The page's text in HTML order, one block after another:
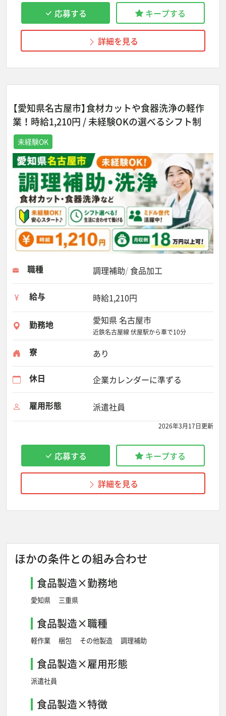
応募する キープする
詳細を見る
【愛知県名古屋市】食材カットや食器洗浄の軽作
業！時給1,210円 / 未経験OKの選べるシフト制
未経験OK
職種 調理補助 食品加工
給与 時給1,210円
勤務地 愛知県 名古屋市
近鉄名古屋線 伏屋駅から車で10分
寮 あり
休日 企業カレンダーに準ずる
雇用形態 派遣社員
2026年3月17日更新
応募する キープする
詳細を見る
ほかの条件との組み合わせ
食品製造×勤務地
愛知県 三重県
食品製造×職種
軽作業 梱包 その他製造 調理補助
食品製造×雇用形態
派遣社員
食品製造×特徴